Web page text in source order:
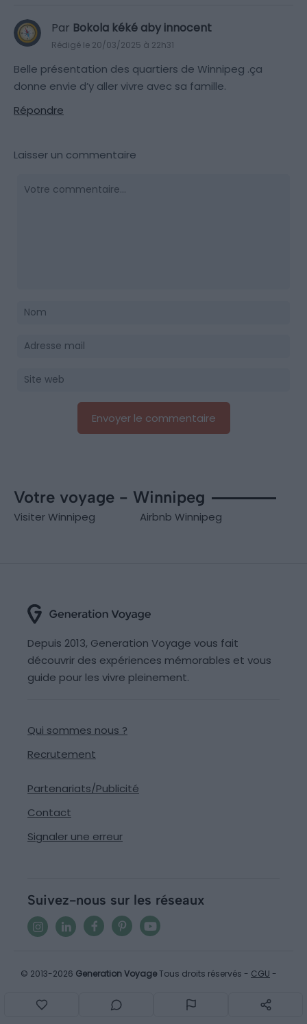
Par Bokola kéké aby innocent
Rédigé le 20/03/2025 à 22h31
Belle présentation des quartiers de Winnipeg .ça
donne envie d’y aller vivre avec sa famille.
Répondre
Laisser un commentaire
Votre voyage - Winnipeg
Visiter Winnipeg Airbnb Winnipeg
Depuis 2013, Generation Voyage vous fait
découvrir des expériences mémorables et vous
guide pour les vivre pleinement.
Qui sommes nous ?
Recrutement
Partenariats/Publicité
Contact
Signaler une erreur
Suivez-nous sur les réseaux
© 2013-2026 Generation VoyageTous droits réservés - CGU -
v2.32.4